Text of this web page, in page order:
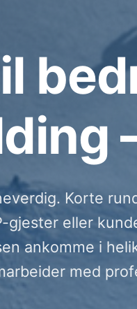
Korte
gjester eller
ankomme i
med